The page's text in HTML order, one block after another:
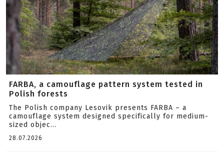
FARBA, a camouflage pattern system tested in
Polish forests
The Polish company Lesovik presents FARBA – a
camouflage system designed specifically for medium-
sized objec...
28.07.2026